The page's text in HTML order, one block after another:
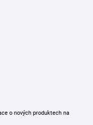
o nových produktech na